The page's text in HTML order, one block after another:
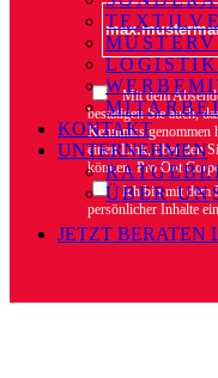
LOGISTIK
KONTAKT
UNTERNEHMEN
ÜBER
JETZT BERATEN
Mit dem
bestätigen Sie auch,
Kenntniss genommen
einen Link, über den
können. Pro Out
Ich bin mit dem
persönlicher Inhalte